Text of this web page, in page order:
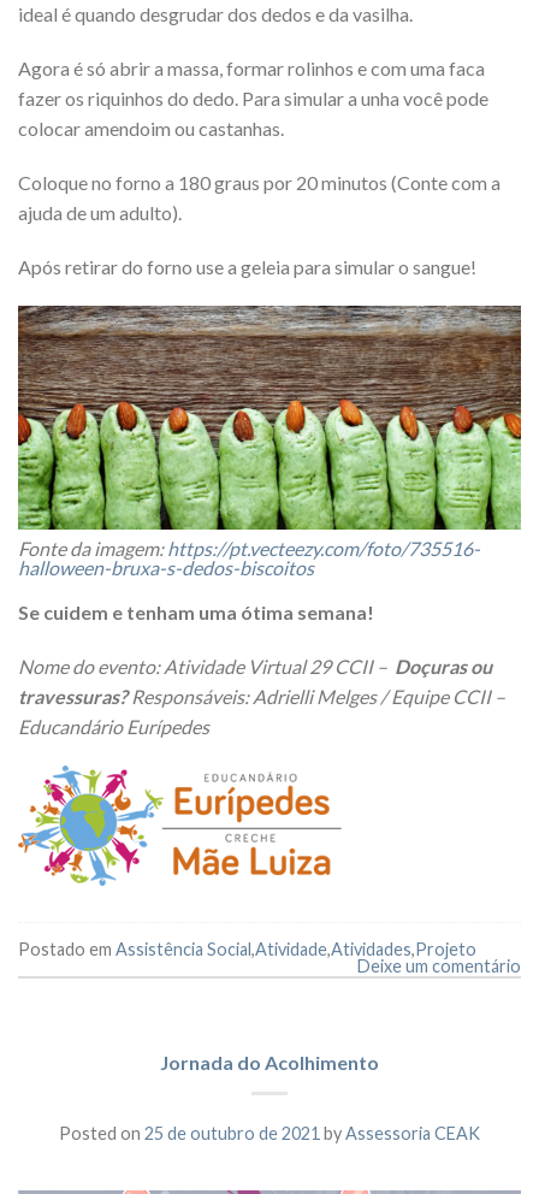
ideal é quando desgrudar dos dedos e da vasilha.
Agora é só abrir a massa, formar rolinhos e com uma faca
fazer os riquinhos do dedo. Para simular a unha você pode
colocar amendoim ou castanhas.
Coloque no forno a 180 graus por 20 minutos (Conte com a
ajuda de um adulto).
Após retirar do forno use a geleia para simular o sangue!
Fonte da imagem:https://pt.vecteezy.com/foto/735516-
halloween-bruxa-s-dedos-biscoitos
Se cuidem e tenham uma ótima semana!
Nome do evento: Atividade Virtual 29 CCII – Doçuras ou
travessuras?Responsáveis: Adrielli Melges / Equipe CCII –
Educandário Eurípedes
Postado em Assistência Social,Atividade,Atividades,Projeto
Deixe um comentário
Jornada do Acolhimento
Posted on 25 de outubro de 2021 byAssessoria CEAK